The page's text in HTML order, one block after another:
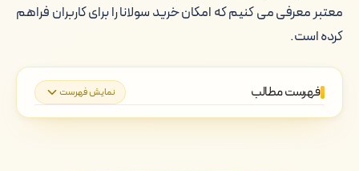
معتبر معرفی می کنیم که امکان خرید سولانا را برای کاربران فراهم
کرده است.
فهرست مطالب نمایش فهرست
سولانا: زیرساختی برای توسعه نوآورانه